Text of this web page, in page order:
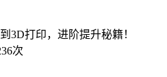
3D打印，进阶提升秘籍！
次